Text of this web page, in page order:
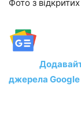
Фото з
джерела